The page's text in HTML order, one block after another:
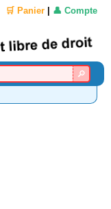
🛒 Panier 👤 Compte